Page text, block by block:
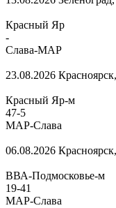
Красный Яр
-
Слава-МАР
23.08.2026
Красный Яр-м
47-5
МАР-Слава
06.08.2026
ВВА-Подмосковье-м
19-41
МАР-Слава